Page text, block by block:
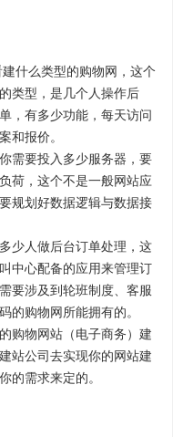
么类型的购物网，这个
类型，是几个人操作后
，有多少功能，每天访问
和报价。
要投入多少服务器，要
荷，这个不是一般网站应
规划好数据逻辑与数据接
人做后台订单处理，这
中心配备的应用来管理订
要涉及到轮班制度、客服
的购物网所能拥有的。
物网站（电子商务）建
站公司去实现你的网站建
的需求来定的。